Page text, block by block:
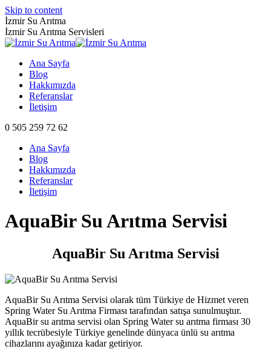
Skip to content
İzmir Su Arıtma
İzmir Su Arıtma Servisleri
Ana Sayfa
Blog
Hakkımızda
Referanslar
İletişim
0 505 259 72 62
Ana Sayfa
Blog
Hakkımızda
Referanslar
İletişim
AquaBir Su Arıtma Servisi
AquaBir Su Arıtma Servisi
AquaBir Su Arıtma Servisi olarak tüm Türkiye de Hizmet veren
Spring Water Su Arıtma Firması tarafından satışa sunulmuştur.
AquaBir su arıtma servisi olan Spring Water su arıtma firması 30
yıllık tecrübesiyle Türkiye genelinde dünyaca ünlü su arıtma
cihazlarını ayağınıza kadar getiriyor.